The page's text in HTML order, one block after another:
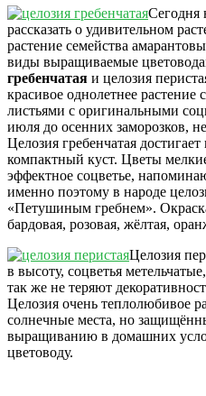
Сегодня
рассказать о удивительном
растение семейства
виды выращиваемые
гребенчатая и целозия
красивое однолетнее
листьями с оригинальными
июля до осенних заморозков,
Целозия гребенчатая
компактный куст. Цветы
эффектное соцветье,
именно поэтому в народе
«Петушиным гребнем».
бардовая, розовая, жёлтая,
Целозия
в высоту, соцветья
так же не теряют
Целозия очень теплолюбивое
солнечные места, но
выращиванию в домашних
цветоводу.